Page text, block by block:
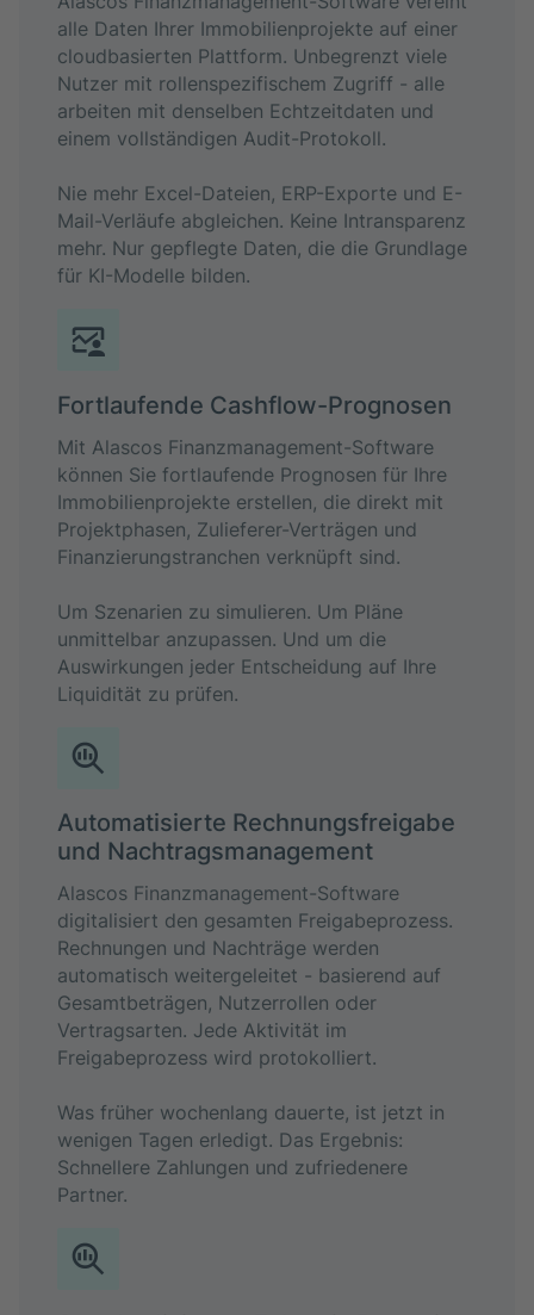
alle Daten Ihrer Immobilienprojekte auf einer
cloudbasierten Plattform. Unbegrenzt viele
Nutzer mit rollenspezifischem Zugriff - alle
arbeiten mit denselben Echtzeitdaten und
einem vollständigen Audit-Protokoll.
Nie mehr Excel-Dateien, ERP-Exporte und E-
Mail-Verläufe abgleichen. Keine Intransparenz
mehr. Nur gepflegte Daten, die die Grundlage
für KI-Modelle bilden.
Fortlaufende Cashflow-Prognosen
Mit Alascos Finanzmanagement-Software
können Sie fortlaufende Prognosen für Ihre
Immobilienprojekte erstellen, die direkt mit
Projektphasen, Zulieferer-Verträgen und
Finanzierungstranchen verknüpft sind.
Um Szenarien zu simulieren. Um Pläne
unmittelbar anzupassen. Und um die
Auswirkungen jeder Entscheidung auf Ihre
Liquidität zu prüfen.
Automatisierte Rechnungsfreigabe
und Nachtragsmanagement
Alascos Finanzmanagement-Software
digitalisiert den gesamten Freigabeprozess.
Rechnungen und Nachträge werden
automatisch weitergeleitet - basierend auf
Gesamtbeträgen, Nutzerrollen oder
Vertragsarten. Jede Aktivität im
Freigabeprozess wird protokolliert.
Was früher wochenlang dauerte, ist jetzt in
wenigen Tagen erledigt. Das Ergebnis:
Schnellere Zahlungen und zufriedenere
Partner.